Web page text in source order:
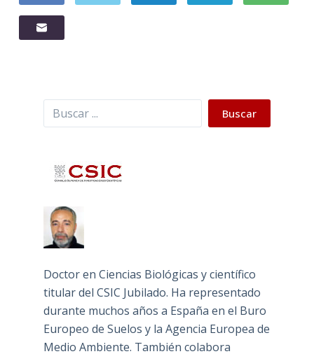
Buscar Buscar
Doctor en Ciencias Biológicas y científico
titular del CSIC Jubilado. Ha representado
durante muchos años a España en el Buro
Europeo de Suelos y la Agencia Europea de
Medio Ambiente. También colabora